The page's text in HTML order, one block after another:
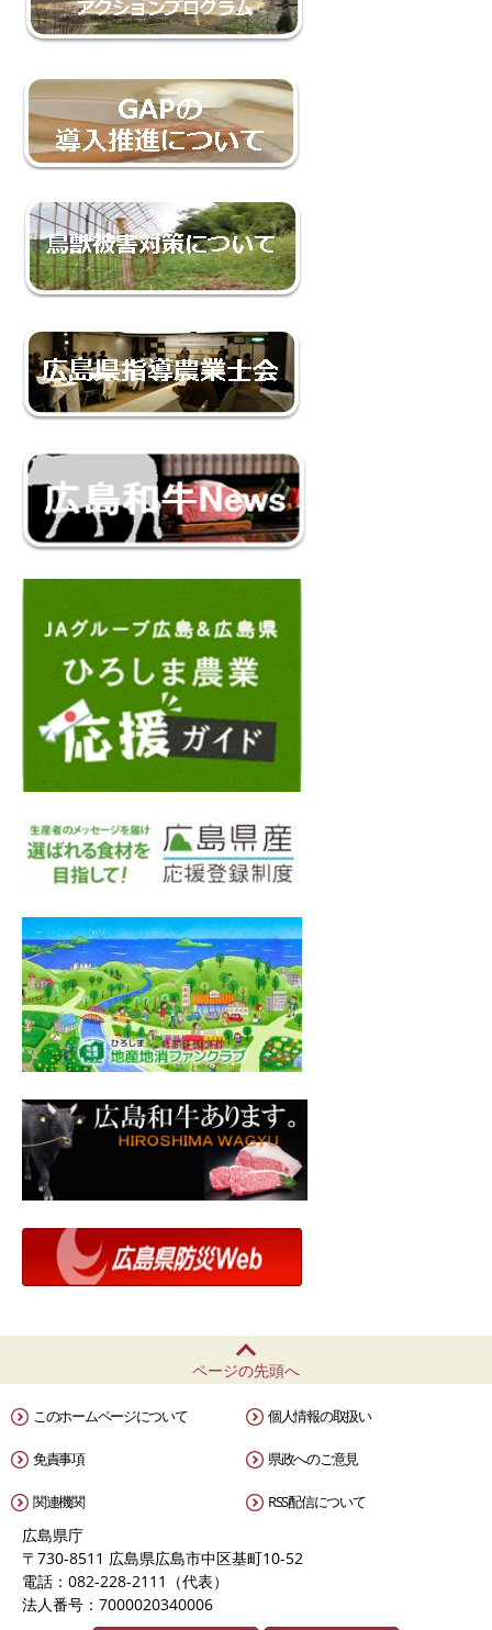
ページの先頭へ
このホームページについて 個人情報の取扱い
免責事項 県政へのご意見
関連機関 RSS配信について
広島県庁
〒730-8511 広島県広島市中区基町10-52
電話：082-228-2111（代表）
法人番号：7000020340006